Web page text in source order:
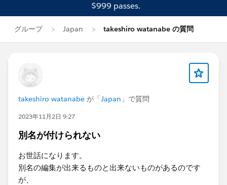
$999 passes.
グループ Japan takeshiro watanabe の質問
takeshiro watanabe が「Japan 」で質問
2023年11月2日 9:27
別名が付けられない
お世話になります。
別名の編集が出来るものと出来ないものがあるのです
が、